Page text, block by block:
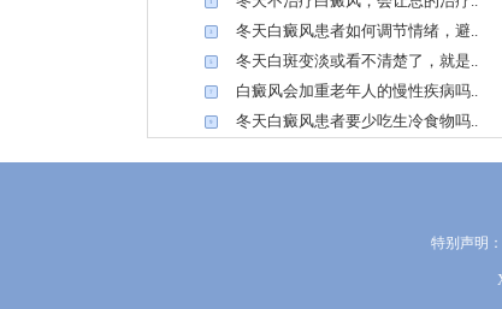
1
3 冬天白癜风患者如何调节情绪，避..
5 冬天白斑变淡或看不清楚了，就是..
白癜风会加重老年人的慢性疾病吗..
9 冬天白癜风患者要少吃生冷食物吗..
特别声明